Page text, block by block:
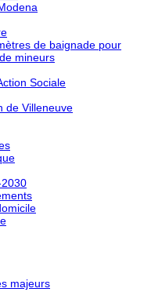
de baignade pour
mineurs
Sociale
de Villeneuve
majeurs